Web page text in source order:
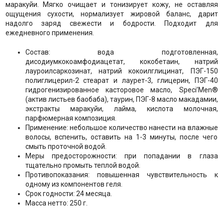
маракуйи. Мягко очищает и тонизирует кожу, не оставляя
ощущения сухости, нормализует жировой баланс, дарит
надолго заряд свежести и бодрости. Подходит для
ежедневного применения.
Состав: вода подготовленная,
дисодиумкокоамфодиацетат, кокобетаин, натрий
лауроилсаркозинат, натрий кокоилглицинат, ПЭГ-150
полиглицерил-2 стеарат и лаурет-3, глицерин, ПЭГ-40
гидрогенизированное касторовое масло, Speci’Men®
(актив листьев баобаба), таурин, ПЭГ-8 масло макадамии,
экстракты маракуйи, лайма, кислота молочная,
парфюмерная композиция.
Применение: небольшое количество нанести на влажные
волосы, вспенить, оставить на 1-3 минуты, после чего
смыть проточной водой.
Меры предосторожности: при попадании в глаза
тщательно промыть теплой водой.
Противопоказания: повышенная чувствительность к
одному из компонентов геля.
Срок годности: 24 месяца.
Масса нетто: 250 г.